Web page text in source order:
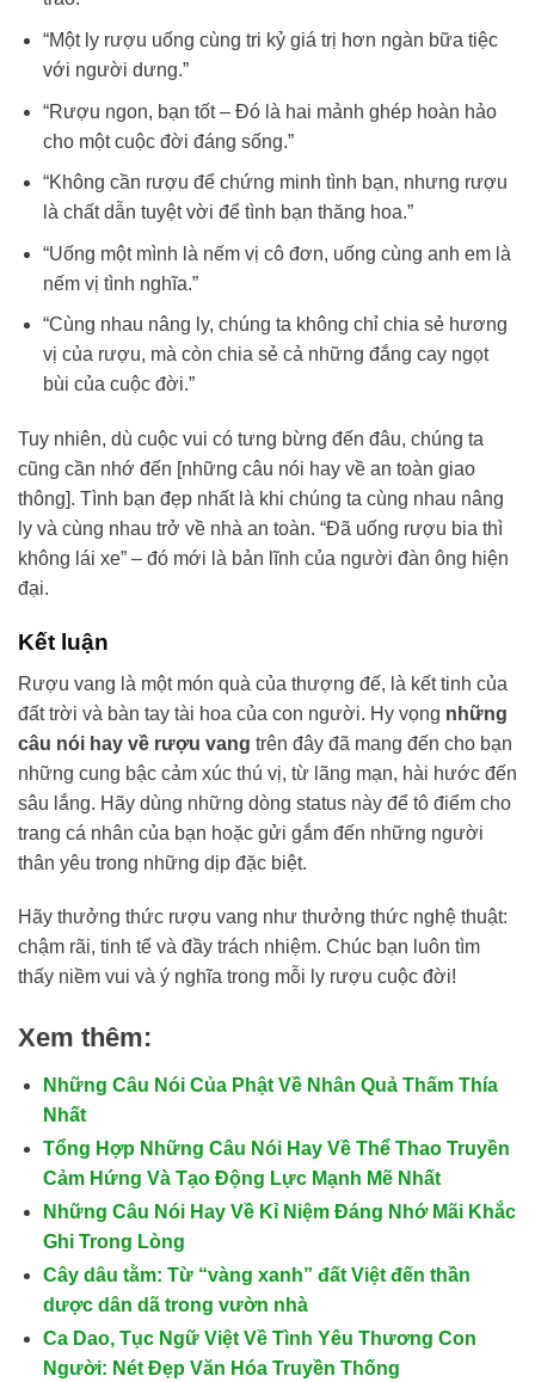
“Một ly rượu uống cùng tri kỷ giá trị hơn ngàn bữa tiệc
với người dưng.”
“Rượu ngon, bạn tốt – Đó là hai mảnh ghép hoàn hảo
cho một cuộc đời đáng sống.”
“Không cần rượu để chứng minh tình bạn, nhưng rượu
là chất dẫn tuyệt vời để tình bạn thăng hoa.”
“Uống một mình là nếm vị cô đơn, uống cùng anh em là
nếm vị tình nghĩa.”
“Cùng nhau nâng ly, chúng ta không chỉ chia sẻ hương
vị của rượu, mà còn chia sẻ cả những đắng cay ngọt
bùi của cuộc đời.”
Tuy nhiên, dù cuộc vui có tưng bừng đến đâu, chúng ta
cũng cần nhớ đến [những câu nói hay về an toàn giao
thông]. Tình bạn đẹp nhất là khi chúng ta cùng nhau nâng
ly và cùng nhau trở về nhà an toàn. “Đã uống rượu bia thì
không lái xe” – đó mới là bản lĩnh của người đàn ông hiện
đại.
Kết luận
Rượu vang là một món quà của thượng đế, là kết tinh của
đất trời và bàn tay tài hoa của con người. Hy vọng những
câu nói hay về rượu vang trên đây đã mang đến cho bạn
những cung bậc cảm xúc thú vị, từ lãng mạn, hài hước đến
sâu lắng. Hãy dùng những dòng status này để tô điểm cho
trang cá nhân của bạn hoặc gửi gắm đến những người
thân yêu trong những dịp đặc biệt.
Hãy thưởng thức rượu vang như thưởng thức nghệ thuật:
chậm rãi, tinh tế và đầy trách nhiệm. Chúc bạn luôn tìm
thấy niềm vui và ý nghĩa trong mỗi ly rượu cuộc đời!
Xem thêm:
Những Câu Nói Của Phật Về Nhân Quả Thấm Thía
Nhất
Tổng Hợp Những Câu Nói Hay Về Thể Thao Truyền
Cảm Hứng Và Tạo Động Lực Mạnh Mẽ Nhất
Những Câu Nói Hay Về Kỉ Niệm Đáng Nhớ Mãi Khắc
Ghi Trong Lòng
Cây dâu tằm: Từ “vàng xanh” đất Việt đến thần
dược dân dã trong vườn nhà
Ca Dao, Tục Ngữ Việt Về Tình Yêu Thương Con
Người: Nét Đẹp Văn Hóa Truyền Thống